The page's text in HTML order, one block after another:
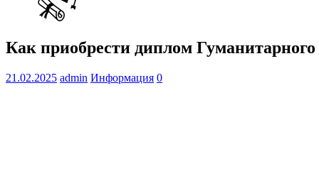
Как приобрести диплом
21.02.2025 admin Информация 0